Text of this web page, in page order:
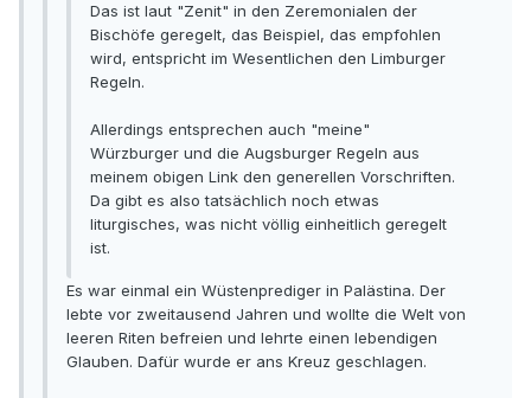
Das ist laut "Zenit" in den Zeremonialen der
Bischöfe geregelt, das Beispiel, das empfohlen
wird, entspricht im Wesentlichen den Limburger
Regeln.
Allerdings entsprechen auch "meine"
Würzburger und die Augsburger Regeln aus
meinem obigen Link den generellen Vorschriften.
Da gibt es also tatsächlich noch etwas
liturgisches, was nicht völlig einheitlich geregelt
ist.
Es war einmal ein Wüstenprediger in Palästina. Der
lebte vor zweitausend Jahren und wollte die Welt von
leeren Riten befreien und lehrte einen lebendigen
Glauben. Dafür wurde er ans Kreuz geschlagen.